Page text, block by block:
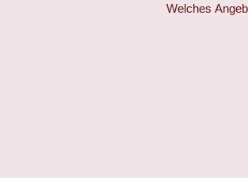
Welches